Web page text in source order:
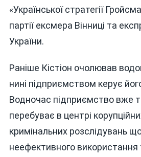
«Української стратегії
партії ексмера Вінниці та
України.
Раніше Кістіон очолював
нині підприємством керує
Водночас підприємство вже
перебуває в центрі
кримінальних розслідувань
неефективного